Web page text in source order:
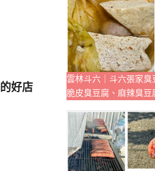
好店
雲林斗六｜斗六張家
脆皮臭豆腐、麻辣臭豆